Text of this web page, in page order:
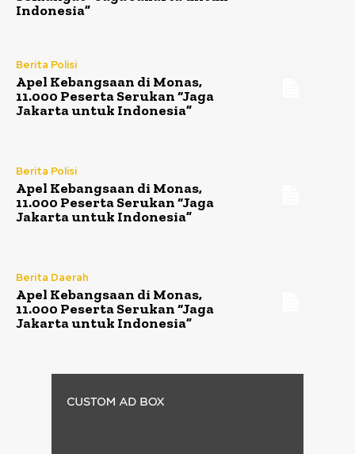
Indonesia”
Berita Polisi
Apel Kebangsaan di Monas,
11.000 Peserta Serukan “Jaga
Jakarta untuk Indonesia”
Berita Polisi
Apel Kebangsaan di Monas,
11.000 Peserta Serukan “Jaga
Jakarta untuk Indonesia”
Berita Daerah
Apel Kebangsaan di Monas,
11.000 Peserta Serukan “Jaga
Jakarta untuk Indonesia”